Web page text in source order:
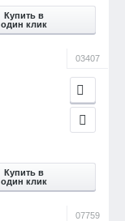
Купить в
один клик
03407
Купить в
один клик
07759